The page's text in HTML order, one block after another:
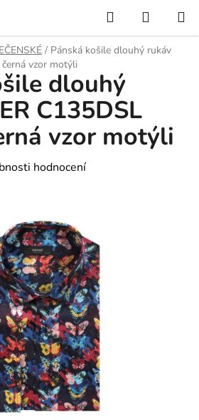
Hledat
KOŠÍK
/ Pánská košile dlouhý rukáv
vzor motýli
dlouhý
C135DSL
vzor motýli
hodnocení